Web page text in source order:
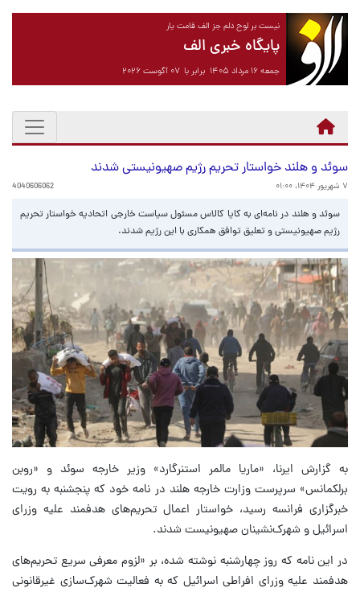
نیست بر لوح دلم جز الف قامت یار
پایگاه خبری الف
جمعه ۱۶ مرداد ۱۴۰۵ برابر با ۰۷ آگوست ۲۰۲۶
سوئد و هلند خواستار تحریم رژیم صهیونیستی شدند
۷ شهریور ۱۴۰۴، ۰۱:۰۰ 4040606062
سوئد و هلند در نامه‌ای به کایا کالاس مسئول سیاست خارجی اتحادیه خواستار تحریم
رژیم صهیونیستی و تعلیق توافق همکاری با این رژیم شدند.
به گزارش ایرنا، «ماریا مالمر استنرگارد» وزیر خارجه سوئد و «روبن
برلکمانس» سرپرست وزارت خارجه هلند در نامه خود که پنجشنبه به رویت
خبرگزاری فرانسه رسید، خواستار اعمال تحریم‌های هدفمند علیه وزرای
اسرائیل و شهرک‌نشینان صهیونیست شدند.
در این نامه که روز چهارشنبه نوشته شده، بر «لزوم معرفی سریع تحریم‌های
هدفمند علیه وزرای افراطی اسرائیل که به فعالیت شهرک‌سازی غیرقانونی